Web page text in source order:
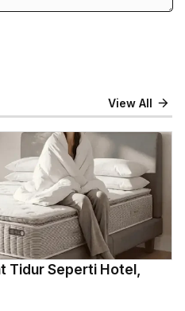
View All
Tidur Seperti Hotel,